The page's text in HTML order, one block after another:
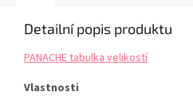
Detailní popis produktu
PANACHE tabulka velikostí
Vlastnosti